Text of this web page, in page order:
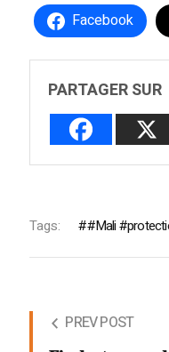
Facebook
PARTAGER SUR
Tags: #Mali
PREV POST